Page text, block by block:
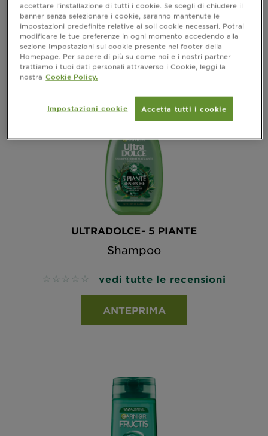
ANTEPRIMA
ULTRADOLCE- 5 PIANTE
Shampoo
No reviews vedi tutte le recensioni
ANTEPRIMA
accettare l’installazione di tutti i cookie. Se scegli di chiudere il
banner senza selezionare i cookie, saranno mantenute le
impostazioni predefinite relative ai soli cookie necessari. Potrai
modificare le tue preferenze in ogni momento accedendo alla
sezione Impostazioni sui cookie presente nel footer della
Homepage. Per sapere di più su come noi e i nostri partner
trattiamo i tuoi dati personali attraverso i Cookie, leggi la
nostra Cookie Policy.
Impostazioni cookie Accetta tutti i cookie